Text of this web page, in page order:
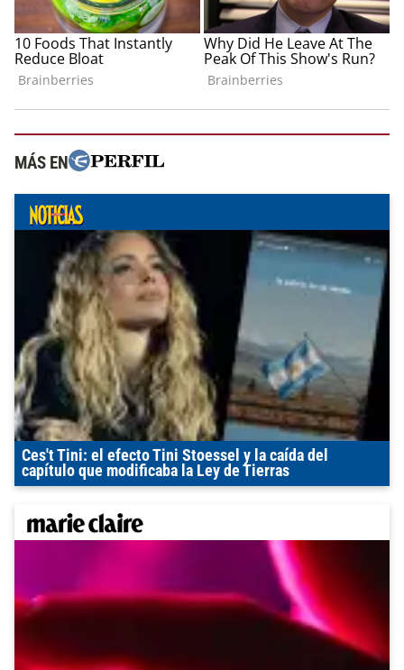
MÁS EN
Ces't Tini: el efecto Tini Stoessel y la caída del
capítulo que modificaba la Ley de Tierras